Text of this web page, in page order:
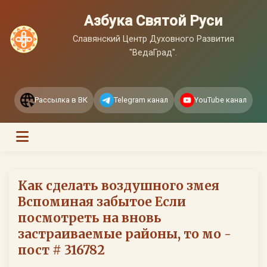
Азбука Святой Руси
Славянский Центр Духовного Развития
"ВедаГрад".
Рассылка в ВК Telegram канал YouTube канал
Как сделать воздушного змея
Вспоминая забытое Если
посмотреть на вновь
застраиваемые районы, то мо -
пост # 316782